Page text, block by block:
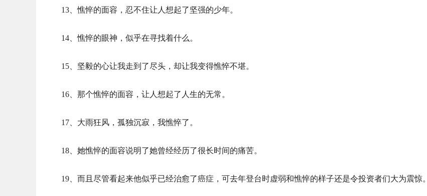
13、憔悴的面容，忍不住让人想起了坚强的少年。
14、憔悴的眼神，似乎在寻找着什么。
15、坚毅的心让我走到了尽头，却让我变得憔悴不堪。
16、那个憔悴的面容，让人想起了人生的无常。
17、大雨狂风，孤独沉寂，我憔悴了。
18、她憔悴的面容说明了她曾经经历了很长时间的痛苦。
19、而且尽管看起来他似乎已经治愈了癌症，可去年登台时虚弱和憔悴的样子还是令投资者们大为震惊。